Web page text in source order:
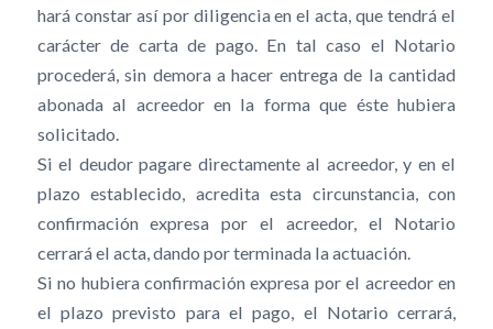
hará constar así por diligencia en el acta, que tendrá el
carácter de carta de pago. En tal caso el Notario
procederá, sin demora a hacer entrega de la cantidad
abonada al acreedor en la forma que éste hubiera
solicitado.
Si el deudor pagare directamente al acreedor, y en el
plazo establecido, acredita esta circunstancia, con
confirmación expresa por el acreedor, el Notario
cerrará el acta, dando por terminada la actuación.
Si no hubiera confirmación expresa por el acreedor en
el plazo previsto para el pago, el Notario cerrará,